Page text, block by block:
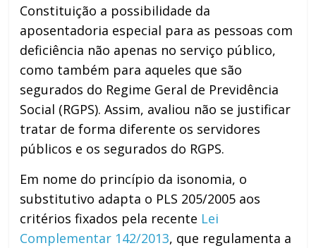
Constituição a possibilidade da
aposentadoria especial para as pessoas com
deficiência não apenas no serviço público,
como também para aqueles que são
segurados do Regime Geral de Previdência
Social (RGPS). Assim, avaliou não se justificar
tratar de forma diferente os servidores
públicos e os segurados do RGPS.
Em nome do princípio da isonomia, o
substitutivo adapta o PLS 205/2005 aos
critérios fixados pela recente Lei
Complementar 142/2013, que regulamenta a